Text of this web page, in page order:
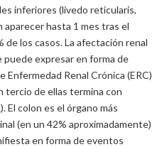
inferiores (livedo reticularis,
hasta 1 mes tras el
los casos. La afectación renal
puede expresar en forma de
Enfermedad Renal Crónica (ERC)
tercio de ellas termina con
El colon es el órgano más
(en un 42% aproximadamente)
en forma de eventos